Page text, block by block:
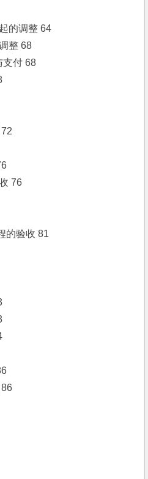
的调整 64
整 68
付 68
76
验收 81